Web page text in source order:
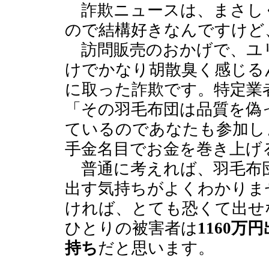
詐欺ニュースは、まさし
ので結構好きなんですけ
訪問販売のおかげで、ユ
けでかなり胡散臭く感じ
に取った詐欺です。特定
「その羽毛布団は品質を
ているのであなたも参加
手金名目でお金を巻き上
普通に考えれば、羽毛布
出す気持ちがよくわかり
ければ、とても恐くて出
ひとりの被害者は1160万
持ちだと思います。